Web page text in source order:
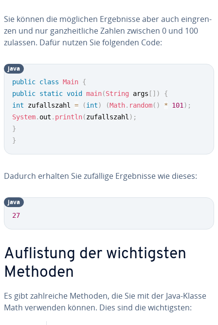
Sie können die möglichen Er­geb­nis­se aber auch ein­gren­
zen und nur ganz­heit­li­che Zahlen zwischen 0 und 100
zulassen. Dafür nutzen Sie folgenden Code:
public class Main {
public static void main(String args [ ] )
{
int zufallszahl = (int) (Math. random( ) * 101 ) ;
System. out . println(zufallszahl ) ;
}
}
java
Dadurch erhalten Sie zufällige Er­geb­nis­se wie dieses:
27
java
Auf­lis­tung der wich­tigs­ten
Methoden
Es gibt zahl­rei­che Methoden, die Sie mit der Java-Klasse
Math verwenden können. Dies sind die wich­tigs­ten: